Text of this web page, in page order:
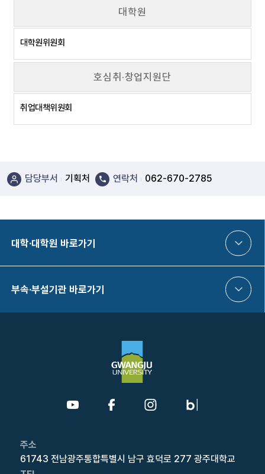
대학원
대학원위원회
호심취·창업지원단
취업대책위원회
담당부서 기획처 연락처 062-670-2785
대학·대학원 바로가기
부속·부설기관 바로가기
주소
61743 전남광주통합특별시 남구 효덕로 277 광주대학교